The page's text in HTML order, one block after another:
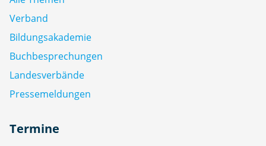
Verband
Bildungsakademie
Buchbesprechungen
Landesverbände
Pressemeldungen
Termine